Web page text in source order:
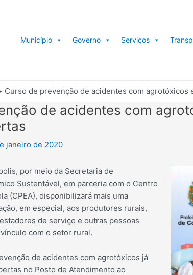
Município Governo Serviços
Curso de prevenção de acidentes com agrotóxicos
de acidentes com
janeiro de 2020
por meio da Secretaria de
Sustentável, em parceria com o Centro
(CPEA), disponibilizará mais uma
em especial, aos produtores rurais,
de serviço e outras pessoas
com o setor rural.
de acidentes com agrotóxicos já
no Posto de Atendimento ao